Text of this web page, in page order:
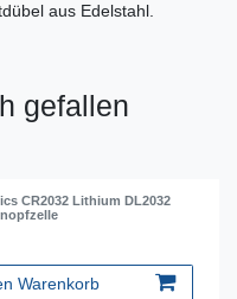
aus Edelstahl.
gefallen
CR2032 Lithium DL2032
Warenkorb